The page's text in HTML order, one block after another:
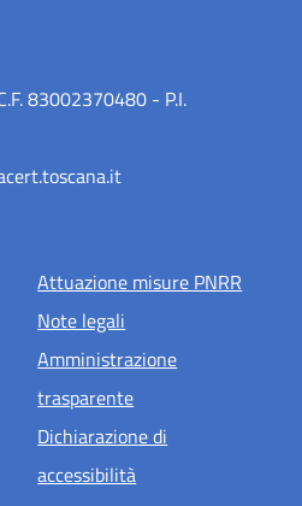
83002370480 - P.I.
Attuazione misure PNRR
Note legali
Amministrazione
trasparente
Dichiarazione di
accessibilità